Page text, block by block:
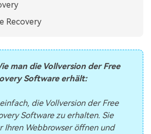
Recovery
man die Vollversion der Free
Software erhält:
die Vollversion der Free
Software zu erhalten. Sie
Ihren Webbrowser öffnen und